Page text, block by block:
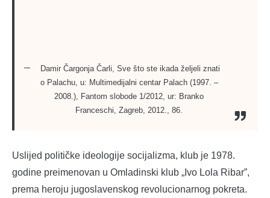
Damir Čargonja Čarli, Sve što ste ikada željeli znati
o Palachu, u: Multimedijalni centar Palach (1997. –
2008.), Fantom slobode 1/2012, ur: Branko
Franceschi, Zagreb, 2012., 86.
Uslijed političke ideologije socijalizma, klub je 1978.
godine preimenovan u Omladinski klub „Ivo Lola Ribar”,
prema heroju jugoslavenskog revolucionarnog pokreta.